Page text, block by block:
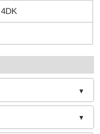
4DK
▼
▼